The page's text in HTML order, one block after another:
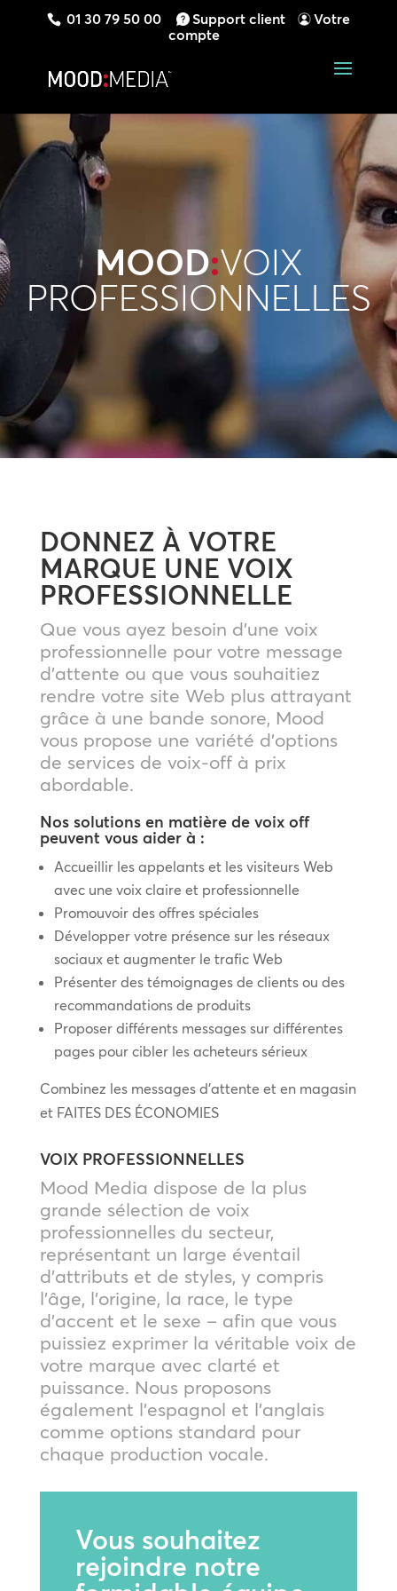
01 30 79 50 00 Support client
Votre
compte
MOOD:VOIX
PROFESSIONNELLES
DONNEZ À VOTRE
MARQUE UNE VOIX
PROFESSIONNELLE
Que vous ayez besoin d’une voix
professionnelle pour votre message
d’attente ou que vous souhaitiez
rendre votre site Web plus attrayant
grâce à une bande sonore, Mood
vous propose une variété d’options
de services de voix-off à prix
abordable.
Nos solutions en matière de voix off
peuvent vous aider à :
Accueillir les appelants et les visiteurs Web
avec une voix claire et professionnelle
Promouvoir des offres spéciales
Développer votre présence sur les réseaux
sociaux et augmenter le trafic Web
Présenter des témoignages de clients ou des
recommandations de produits
Proposer différents messages sur différentes
pages pour cibler les acheteurs sérieux
Combinez les messages d’attente et en magasin
et FAITES DES ÉCONOMIES
VOIX PROFESSIONNELLES
Mood Media dispose de la plus
grande sélection de voix
professionnelles du secteur,
représentant un large éventail
d’attributs et de styles, y compris
l’âge, l’origine, la race, le type
d’accent et le sexe – afin que vous
puissiez exprimer la véritable voix de
votre marque avec clarté et
puissance. Nous proposons
également l’espagnol et l’anglais
comme options standard pour
chaque production vocale.
Vous souhaitez
rejoindre notre